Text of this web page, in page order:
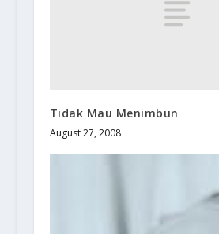
Tidak Mau Menimbun
August 27, 2008